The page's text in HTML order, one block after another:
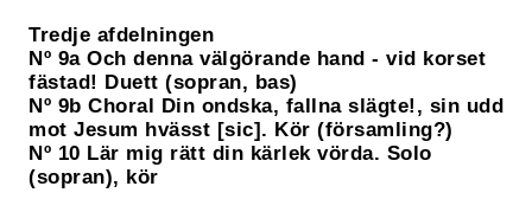
Tredje afdelningen
Nº 9a Och denna välgörande hand - vid korset
fästad! Duett (sopran, bas)
Nº 9b Choral Din ondska, fallna slägte!, sin udd
mot Jesum hvässt [sic]. Kör (församling?)
Nº 10 Lär mig rätt din kärlek vörda. Solo
(sopran), kör